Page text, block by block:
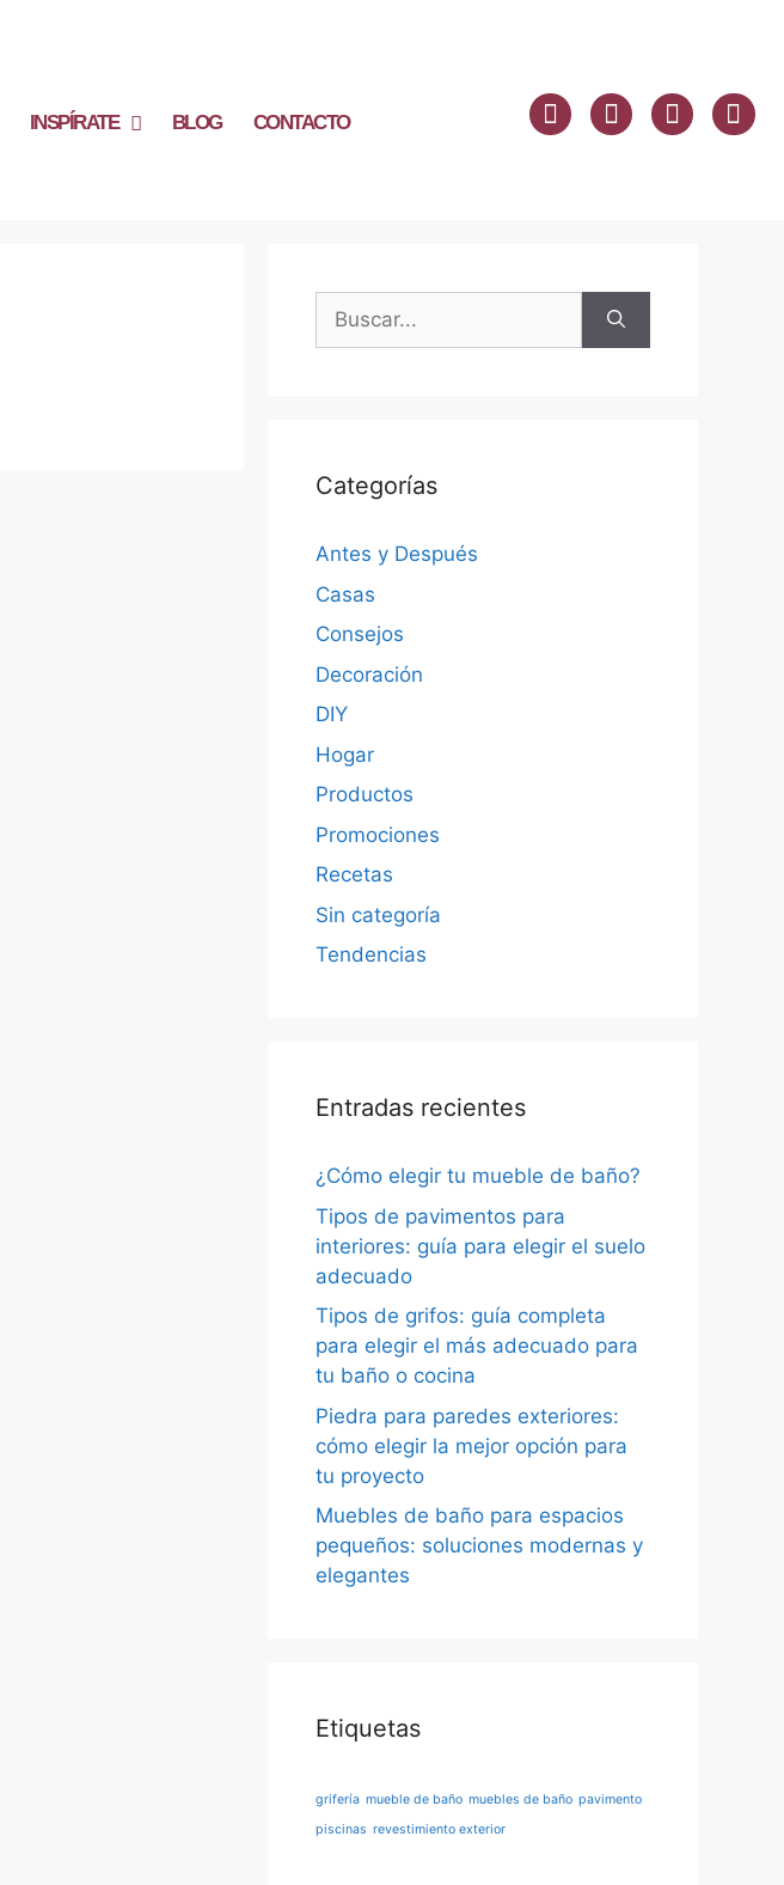
INSPÍRATE BLOG CONTACTO
Categorías
Antes y Después
Casas
Consejos
Decoración
DIY
Hogar
Productos
Promociones
Recetas
Sin categoría
Tendencias
Entradas recientes
¿Cómo elegir tu mueble de baño?
Tipos de pavimentos para
interiores: guía para elegir el suelo
adecuado
Tipos de grifos: guía completa
para elegir el más adecuado para
tu baño o cocina
Piedra para paredes exteriores:
cómo elegir la mejor opción para
tu proyecto
Muebles de baño para espacios
pequeños: soluciones modernas y
elegantes
Etiquetas
grifería mueble de baño muebles de baño pavimento
piscinas revestimiento exterior